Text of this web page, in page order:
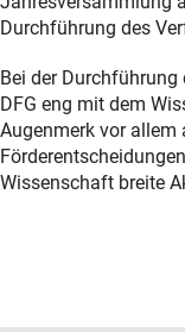
Durchführung des
Bei der
DFG eng mit dem
Augenmerk vor allem
Wissenschaft breite